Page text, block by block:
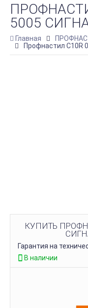
5005
Главная
Профнастил С10R
КУПИТЬ
Гарантия на
В наличии